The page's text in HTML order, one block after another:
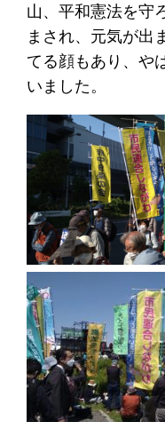
山、平和憲法を守
まされ、元気が出
てる顔もあり、や
いました。